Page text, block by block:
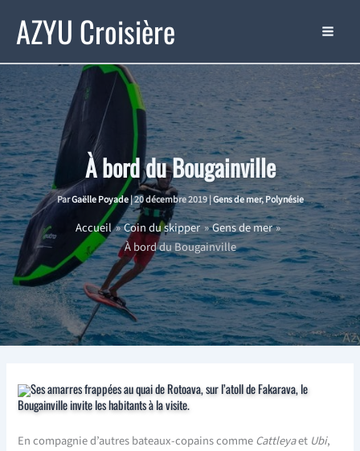
contenu
AZYU Croisière
À bord du Bougainville
ParGaëlle Poyade|20 décembre 2019|Gens de mer,Polynésie
Accueil Coin du skipper
Gens de mer
À bord du Bougainville
Ses amarres frappées au quai de Rotoava, sur l’atoll de Fakarava, le
Bougainville invite les habitants à la visite.
En compagnie d’autres bateaux-copains commeCattleyaet Ubi,